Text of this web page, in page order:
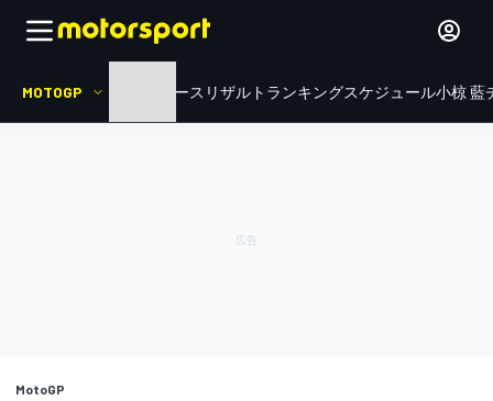
MOTOGP ニュース リザルト ランキングスケジュール小椋 藍
MotoGP